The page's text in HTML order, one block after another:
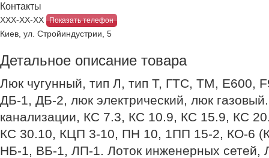
Контакты
ХХХ-ХХ-ХХ Показать телефон
Киев, ул. Стройиндустрии, 5
Детальное описание товара
Люк чугунный, тип Л, тип Т, ГТС, ТМ, Е600,
ДБ-1, ДБ-2, люк электрический, люк
канализации, КС 7.3, КС 10.9, КС 15.9, КС
КС 30.10, КЦП 3-10, ПН 10, 1ПП 15-2, КО-6
НБ-1, ВБ-1, ЛП-1. Лоток инженерных сетей,